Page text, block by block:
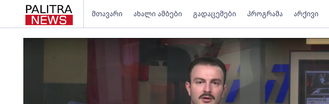
მთავარი ახალი ამბები გადაცემები პროგრამა არქივი